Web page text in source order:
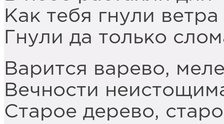
Как тебя гнули
Гнули да только
Варится варево,
Вечности
Старое дерево,